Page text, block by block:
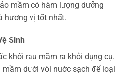
mầm có hàm lượng dưỡng
hương vị tốt nhất.
Sinh
khối rau mầm ra khỏi dụng cụ.
mầm dưới vòi nước sạch để loại